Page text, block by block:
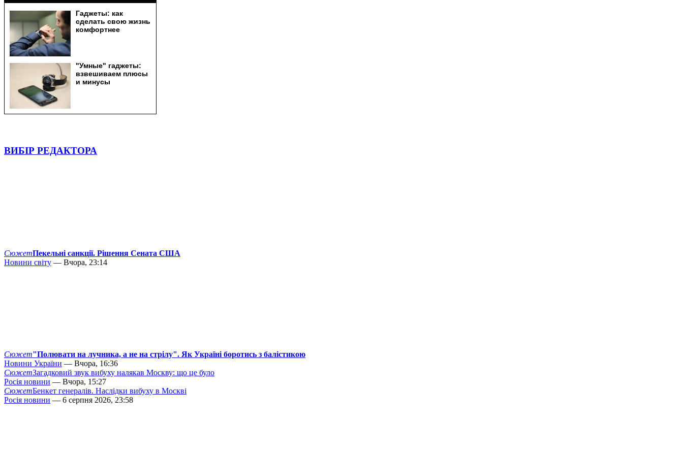
ВИБІР РЕДАКТОРА
СюжетПекельні санкції. Рішення Сената США
Новини світу — Вчора, 23:14
Сюжет"Полювати на лучника, а не на стрілу". Як Україні боротись з балістикою
Новини України — Вчора, 16:36
СюжетЗагадковий звук вибуху налякав Москву: що це було
Росія новини — Вчора, 15:27
СюжетБенкет генералів. Наслідки вибуху в Москві
Росія новини — 6 серпня 2026, 23:58